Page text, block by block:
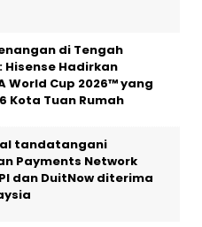
di Tengah
Hisense Hadirkan
World Cup 2026™ yang
Kota Tuan Rumah
tandatangani
Payments Network
dan DuitNow diterima